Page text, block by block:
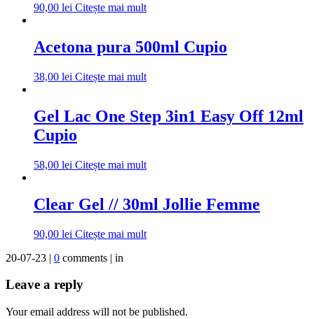
90,00 lei Citește mai mult
Acetona pura 500ml Cupio
38,00 lei Citește mai mult
Gel Lac One Step 3in1 Easy Off 12ml
Cupio
58,00 lei Citește mai mult
Clear Gel // 30ml Jollie Femme
90,00 lei Citește mai mult
20-07-23 | 0 comments | in
Leave a reply
Your email address will not be published.